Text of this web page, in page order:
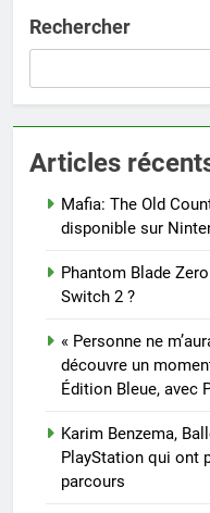
Rechercher
Articles
Mafia: The Old
disponible sur
Phantom Blade
Switch 2 ?
« Personne ne
découvre un
Édition Bleue, avec
Karim Benzema,
PlayStation qui ont
parcours